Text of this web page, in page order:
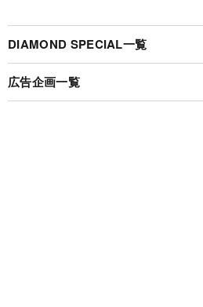
DIAMOND SPECIAL一覧
広告企画一覧